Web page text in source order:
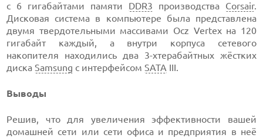
с 6 гигабайтами памяти DDR3 производства Corsair.
Дисковая система в компьютере была представлена
двумя твердотельными массивами Ocz Vertex на 120
гигабайт каждый, а внутри корпуса сетевого
накопителя находились два 3-хтерабайтных жёстких
дискаSamsung с интерфейсомSATA III.
Выводы
Решив, что для увеличения эффективности вашей
домашней сети или сети офиса и предприятия в неё